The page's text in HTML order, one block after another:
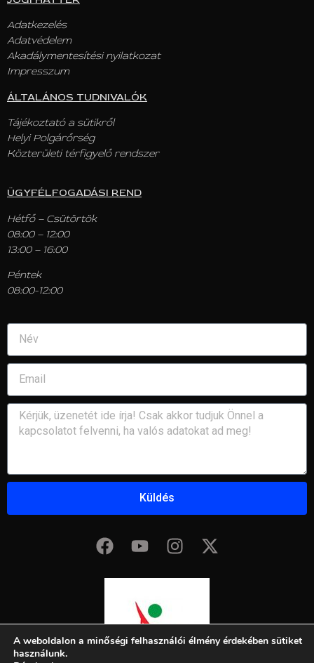
Adatkezelés
Adatvédelem
Akadálymentesítési nyilatkozat
Impresszum
ÁLTALÁNOS TUDNIVALÓK
Tájékoztató a sütikről
Helyi Polgárőrség
Közterületi térfigyelő rendszer
ÜGYFÉLFOGADÁSI REND
Hétfő – Csütörtök
08:00 – 12:00
13:00 – 16:00
Péntek
08:00-12:00
Küldés
A weboldalon a minőségi felhasználói élmény érdekében sütiket
használunk.